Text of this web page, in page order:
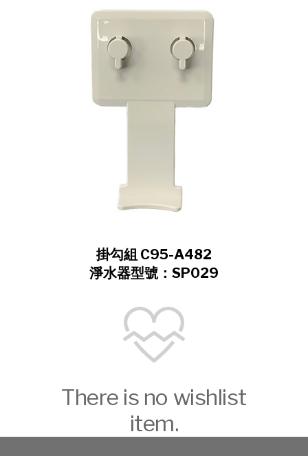
掛勾組 C95-A482
淨水器型號：SP029
There is no wishlist
item.